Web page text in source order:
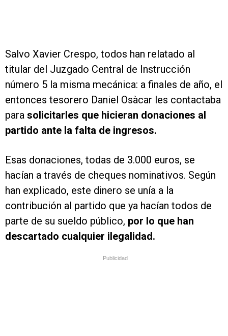
Salvo Xavier Crespo, todos han relatado al
titular del Juzgado Central de Instrucción
número 5 la misma mecánica: a finales de año, el
entonces tesorero Daniel Osàcar les contactaba
para solicitarles que hicieran donaciones al
partido ante la falta de ingresos.
Esas donaciones, todas de 3.000 euros, se
hacían a través de cheques nominativos. Según
han explicado, este dinero se unía a la
contribución al partido que ya hacían todos de
parte de su sueldo público, por lo que han
descartado cualquier ilegalidad.
Publicidad